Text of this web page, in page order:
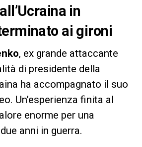
in
ai gironi
, ex grande attaccante
di presidente della
ha accompagnato il suo
Un’esperienza finita al
enorme per una
anni in guerra.